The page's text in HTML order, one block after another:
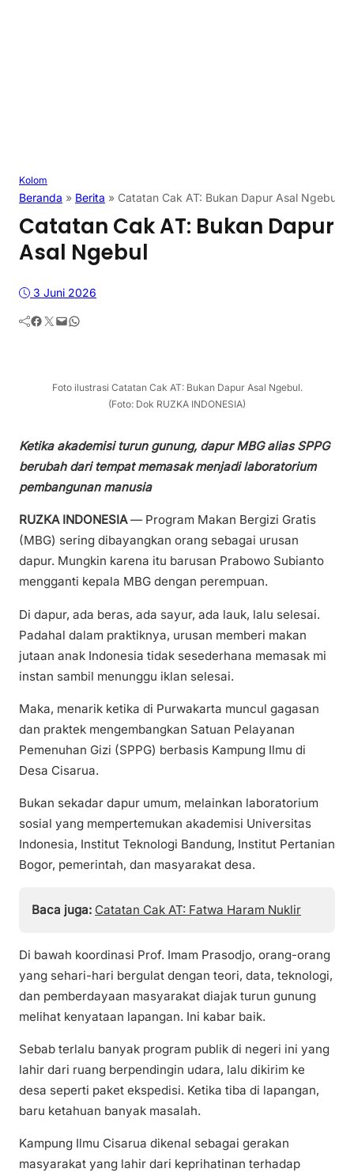
Kolom
Beranda » Berita » Catatan Cak AT: Bukan Dapur Asal Ngebul
Catatan Cak AT: Bukan Dapur
Asal Ngebul
3 Juni 2026
Facebook Twitter Mail WhatsApp
Foto ilustrasi Catatan Cak AT: Bukan Dapur Asal Ngebul.
(Foto: Dok RUZKA INDONESIA)
Ketika akademisi turun gunung, dapur MBG alias SPPG
berubah dari tempat memasak menjadi laboratorium
pembangunan manusia
RUZKA INDONESIA— Program Makan Bergizi Gratis
(MBG) sering dibayangkan orang sebagai urusan
dapur. Mungkin karena itu barusan Prabowo Subianto
mengganti kepala MBG dengan perempuan.
Di dapur, ada beras, ada sayur, ada lauk, lalu selesai.
Padahal dalam praktiknya, urusan memberi makan
jutaan anak Indonesia tidak sesederhana memasak mi
instan sambil menunggu iklan selesai.
Maka, menarik ketika di Purwakarta muncul gagasan
dan praktek mengembangkan Satuan Pelayanan
Pemenuhan Gizi (SPPG) berbasis Kampung Ilmu di
Desa Cisarua.
Bukan sekadar dapur umum, melainkan laboratorium
sosial yang mempertemukan akademisi Universitas
Indonesia, Institut Teknologi Bandung, Institut Pertanian
Bogor, pemerintah, dan masyarakat desa.
Baca juga: Catatan Cak AT: Fatwa Haram Nuklir
Di bawah koordinasi Prof. Imam Prasodjo, orang-orang
yang sehari-hari bergulat dengan teori, data, teknologi,
dan pemberdayaan masyarakat diajak turun gunung
melihat kenyataan lapangan. Ini kabar baik.
Sebab terlalu banyak program publik di negeri ini yang
lahir dari ruang berpendingin udara, lalu dikirim ke
desa seperti paket ekspedisi. Ketika tiba di lapangan,
baru ketahuan banyak masalah.
Kampung Ilmu Cisarua dikenal sebagai gerakan
masyarakat yang lahir dari keprihatinan terhadap